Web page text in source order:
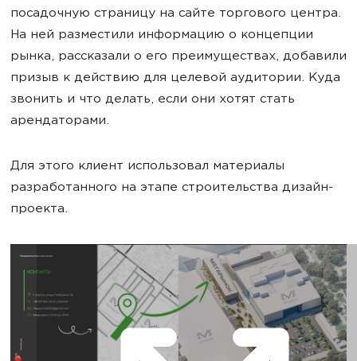
посадочную страницу на сайте торгового центра.
На ней разместили информацию о концепции
рынка, рассказали о его преимуществах, добавили
призыв к действию для целевой аудитории. Куда
звонить и что делать, если они хотят стать
арендаторами.
Для этого клиент использовал материалы
разработанного на этапе строительства дизайн-
проекта.